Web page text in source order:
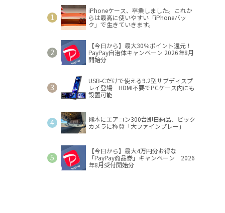
iPhoneケース、卒業しました。これか
らは最高に使いやすい「iPhoneバッ
ク」で生きていきます。
【今日から】最大30％ポイント還元！
PayPay自治体キャンペーン 2026年8月
開始分
USB-Cだけで使える9.2型サブディスプ
レイ登場 HDMI不要でPCケース内にも
設置可能
熊本にエアコン300台即日納品、ビック
カメラに称賛「大ファインプレー」
【今日から】最大4万円分お得な
「PayPay商品券」キャンペーン 2026
年8月受付開始分